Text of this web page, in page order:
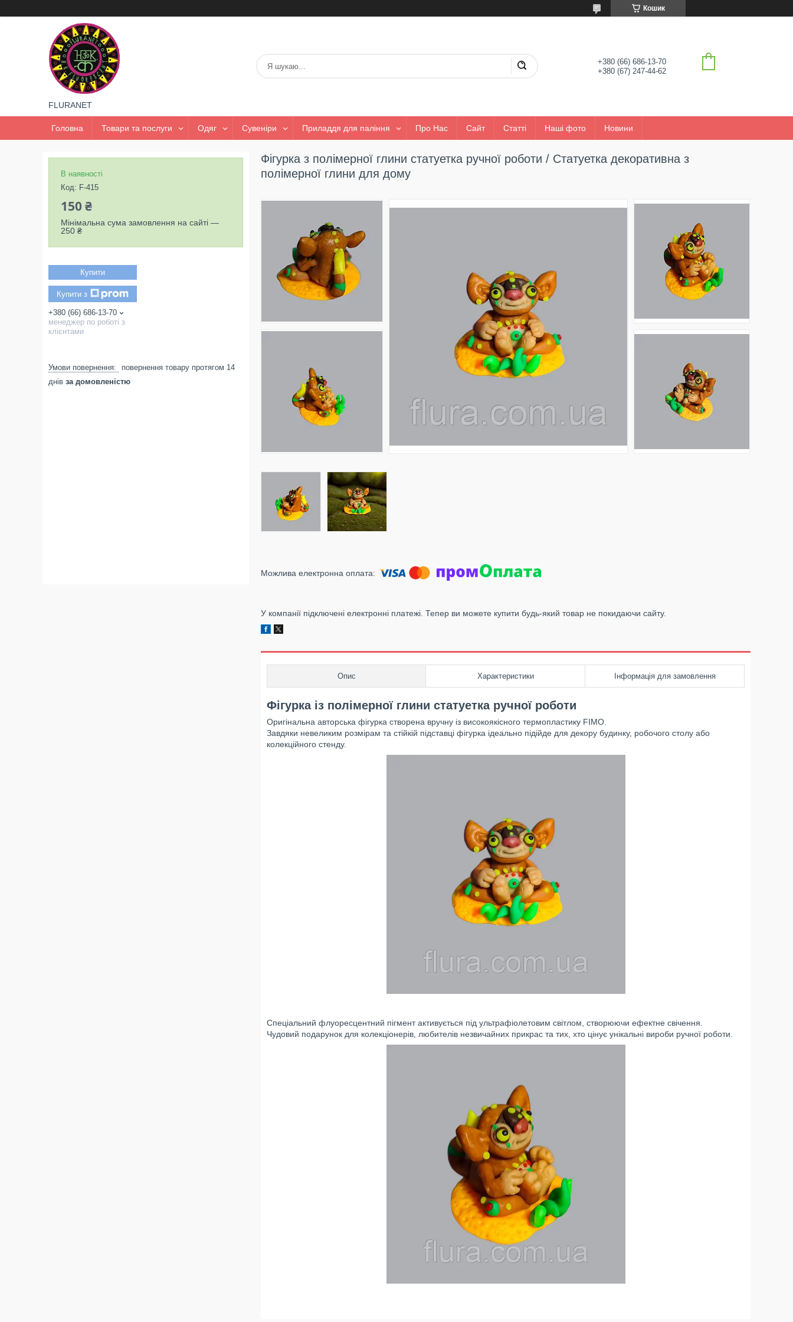
Кошик
FLURANET
+380 (66) 686-13-70
+380 (67) 247-44-62
Головна Товари та послуги Одяг Сувеніри Приладдя для паління Про Нас Сайт Статті Наші фото Новини
Фігурка з полімерної глини статуетка ручної роботи / Статуетка декоративна з
полімерної глини для дому
У компанії підключені електронні платежі. Тепер ви можете купити будь-який товар не покидаючи сайту.
Опис Характеристики Інформація для замовлення
Фігурка із полімерної глини статуетка ручної роботи
Оригінальна авторська фігурка створена вручну із високоякісного термопластику FIMO.
Завдяки невеликим розмірам та стійкій підставці фігурка ідеально підійде для декору будинку, робочого столу або
колекційного стенду.
Спеціальний флуоресцентний пігмент активується під ультрафіолетовим світлом, створюючи ефектне свічення.
Чудовий подарунок для колекціонерів, любителів незвичайних прикрас та тих, хто цінує унікальні вироби ручної роботи.
В наявності
Код: F-415
150 ₴
Мінімальна сума замовлення на сайті —
250 ₴
Купити
Купити з
+380 (66) 686-13-70
менеджер по роботі з
клієнтами
повернення товару протягом 14
днів за домовленістю